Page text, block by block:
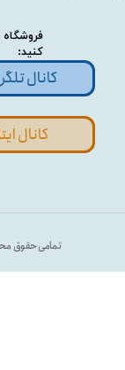
فروشگاه
کنید:
تمامی حقوق
کانال
کانال